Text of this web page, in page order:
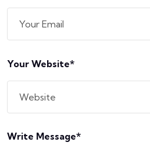
Your Website*
Write Message*